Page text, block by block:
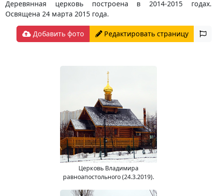
Деревянная церковь построена в 2014-2015 годах.
Освящена 24 марта 2015 года.
Добавить фото Редактировать страницу
Церковь Владимира
равноапостольного (24.3.2019).